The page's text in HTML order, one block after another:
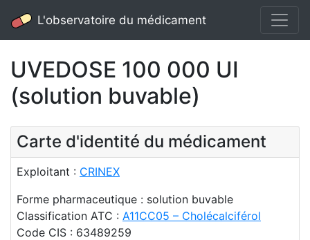
L'observatoire du médicament
UVEDOSE 100 000 UI
(solution buvable)
Carte d'identité du médicament
Exploitant : CRINEX
Forme pharmaceutique : solution buvable
Classification ATC : A11CC05 – Cholécalciférol
Code CIS : 63489259